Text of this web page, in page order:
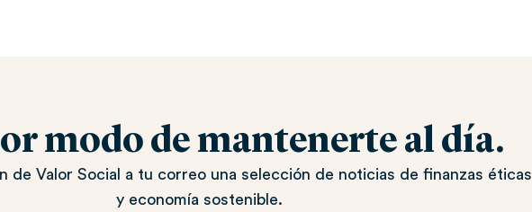
modo de mantenerte al día.
de Valor Social a tu correo una selección de noticias de finanzas éticas
y economía sostenible.